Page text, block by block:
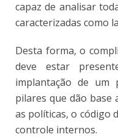
capaz de analisar
caracterizadas como
Desta forma, o
deve estar
implantação de um
pilares que dão base
as políticas, o código
controle internos.